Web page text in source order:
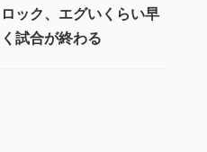
ロック、エグいくらい早
く試合が終わる